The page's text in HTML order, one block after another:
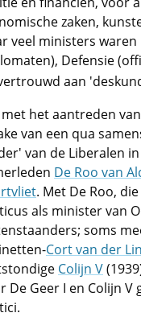
zaken,
veel ministers
Defensie
aan
met het aantreden
van een qua
van de Liberalen
De Roo van
. Met De Roo,
als minister van
soms
Cort van der
Colijn V
De Geer I en Colijn